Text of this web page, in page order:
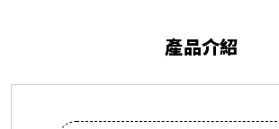
產品介紹